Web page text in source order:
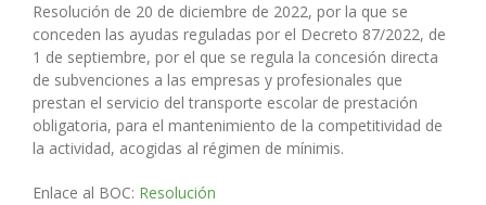
Resolución de 20 de diciembre de 2022, por la que se
conceden las ayudas reguladas por el Decreto 87/2022, de
1 de septiembre, por el que se regula la concesión directa
de subvenciones a las empresas y profesionales que
prestan el servicio del transporte escolar de prestación
obligatoria, para el mantenimiento de la competitividad de
la actividad, acogidas al régimen de mínimis.
Enlace al BOC: Resolución